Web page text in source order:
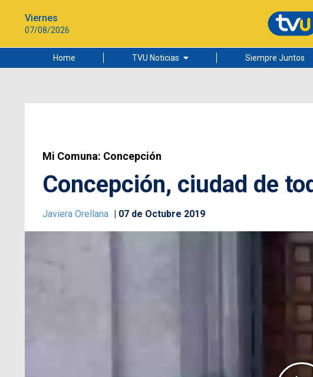
Viernes
07/08/2026
Home TVU Noticias
Ciudad
Siempre Juntos
Mi Comuna: Concepción
Concepción, ciudad de
Javiera Orellana 07 de Octubre 2019